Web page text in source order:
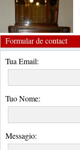
Formular de contact
Tua Email:
Tuo Nome:
Messagio: